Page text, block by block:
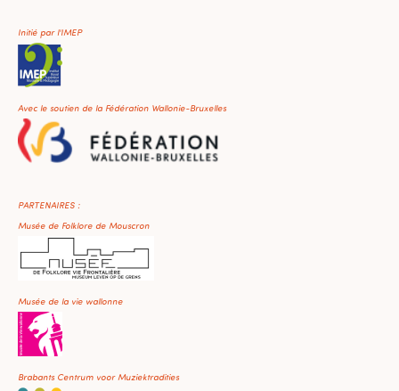
Initié par l'IMEP
Avec le soutien de la Fédération Wallonie-Bruxelles
PARTENAIRES :
Musée de Folklore de Mouscron
Musée de la vie wallonne
Brabants Centrum voor Muziektradities